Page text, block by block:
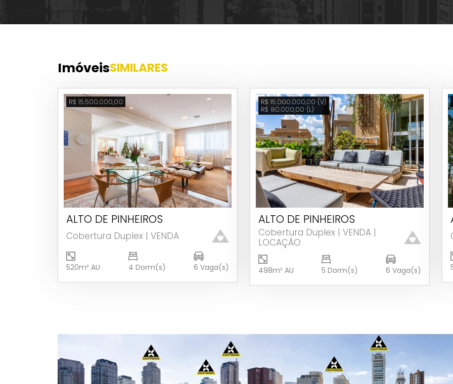
ImóveisSIMILARES
R$ 15.500.000,00
Ver detalhes
ALTO DE PINHEIROS
Cobertura Duplex | VENDA
520m² AU 4 Dorm(s) 6 Vaga(s)
R$ 15.000.000,00 (V)
R$ 80.000,00 (L)
Ver detalhes
ALTO DE PINHEIROS
Cobertura Duplex | VENDA |
LOCAÇÃO
498m² AU 5 Dorm(s) 6 Vaga(s)